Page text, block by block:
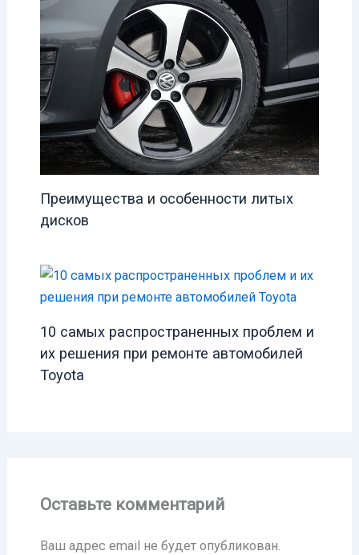
Преимущества и особенности литых
дисков
10 самых распространенных проблем и
их решения при ремонте автомобилей
Toyota
Оставьте комментарий
Ваш адрес email не будет опубликован.